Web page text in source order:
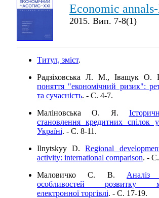
Economic
2015. Вип. 7-8(1)
Титул, зміст.
Радзіховська Л. М., Іващук О.
поняття "економічний ризик":
та сучасність. - C. 4-7.
Маліновська О. Я.
становлення кредитних спілок
Україні. - C. 8-11.
Ilnytskyy D.Regional
activity: international comparison. -
Маловичко С. В.
особливостей розвитку
електронної торгівлі. - C. 17-19.